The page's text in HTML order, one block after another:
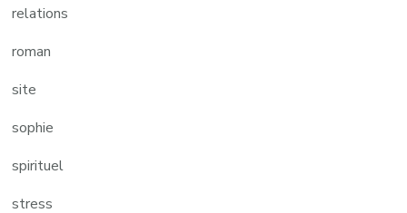
relations
roman
site
sophie
spirituel
stress